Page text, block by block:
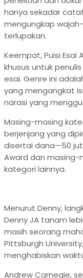
hanya sekadar
mengungkap
terlupakan.
Keempat, Puisi Esai
khusus untuk
esai. Genre ini
yang mengangkat
narasi yang
Masing-masing
berjenjang yang
disertai dana—50
Award dan masing-
kategori lainnya.
Menurut Denny,
Denny JA tanam
masih seorang
Pittsburgh
menghabiskan
Andrew Carnegie,